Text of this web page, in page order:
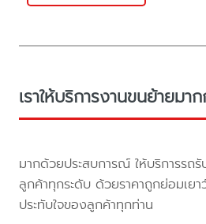
เราให้บริการงานขนย้ายมา
มากด้วยประสบการณ์ ให้บริการรถ
ลูกค้าทุกระดับ ด้วยราคาถูกย่อมเย
ประทับใจของลูกค้าทุกท่าน